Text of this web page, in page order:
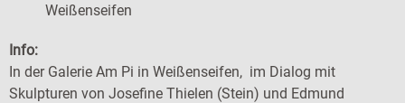
Weißenseifen
Info:
In der Galerie Am Pi in Weißenseifen, im Dialog mit
Skulpturen von Josefine Thielen (Stein) und Edmund